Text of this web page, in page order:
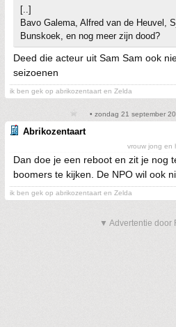
[..]
Bavo Galema, Alfred van de Heuvel,
Bunskoek, en nog meer zijn dood?
Deed die acteur uit Sam Sam ook
seizoenen
ik ben gek op abrikozentaart en Zelda
• zondag 21 september
Abrikozentaart
vrouw jong en
Dan doe je een reboot en zit je nog
boomers te kijken. De NPO wil ook
ik ben gek op abrikozentaart en Zelda
▼ Advertentie door